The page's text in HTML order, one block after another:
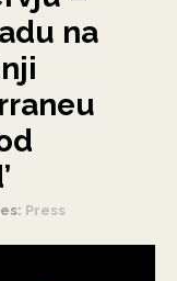
na
Press